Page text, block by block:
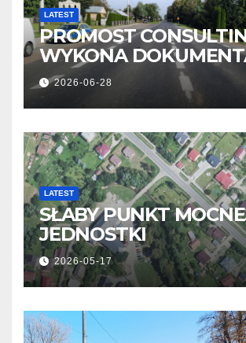
LATEST
PROMOST
WYKONA
OBWODNICY
PISAROWIEC
2026-06-28
LATEST
SŁABY PUNKT
JEDNOSTKI
2026-05-17